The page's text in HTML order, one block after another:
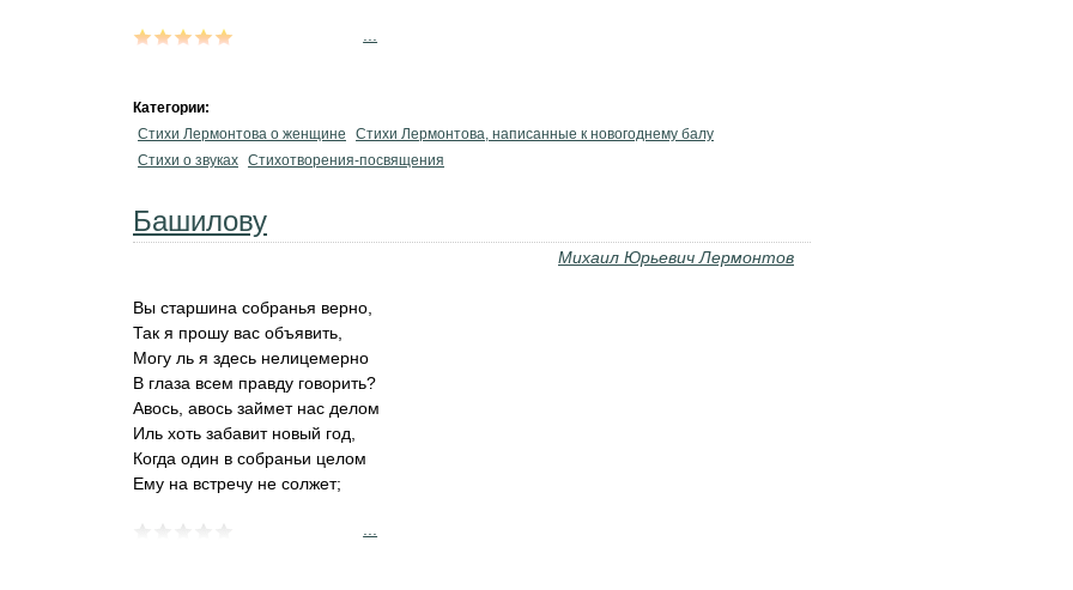
Категории:
Стихи Лермонтова о женщине
Стихи Лермонтова, написанные к новогоднему балу
Стихи о звуках Стихотворения-посвящения
Башилову
Михаил Юрьевич Лермонтов
Вы старшина собранья верно,
Так я прошу вас объявить,
Могу ль я здесь нелицемерно
В глаза всем правду говорить?
Авось, авось займет нас делом
Иль хоть забавит новый год,
Когда один в собраньи целом
Ему на встречу не солжет;